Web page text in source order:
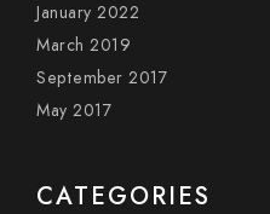
January 2022
March 2019
September 2017
May 2017
CATEGORIES